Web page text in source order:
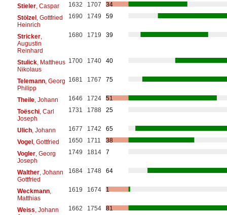
Stieler, Caspar 1632 1707
34
Stölzel, Gottfried
Heinrich
1690 1749 59
Stricker,
Augustin
Reinhard
1680 1719 39
Stulick, Mattheus
Nikolaus
1700 1740 40
Telemann, Georg
Philipp
1681 1767 75
Theile, Johann 1646 1724
51
Toëschi, Carl
Joseph
1731 1788 25
Ulich, Johann 1677 1742
65
Vogel, Gottfried 1650 1711
38
Vogler, Georg
Joseph
1749 1814 7
Walther, Johann
Gottfried
1684 1748 64
Weckmann,
Matthias
1619 1674 1
Weiss , Johann
1662 1754 81